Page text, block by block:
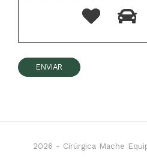
2026 - Cirúrgica Mache